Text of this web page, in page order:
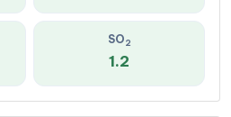
SO2
1.2